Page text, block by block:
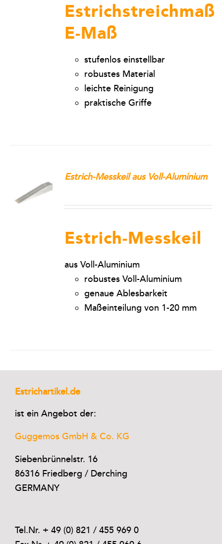
Estrichstreichmaß
E-Maß
stufenlos einstellbar
robustes Material
leichte Reinigung
praktische Griffe
Estrich-Messkeil aus Voll-Aluminium
Estrich-Messkeil
aus Voll-Aluminium
robustes Voll-Aluminium
genaue Ablesbarkeit
Maßeinteilung von 1-20 mm
Estrichartikel.de
ist ein Angebot der:
Guggemos GmbH & Co. KG
Siebenbrünnelstr. 16
86316 Friedberg / Derching
GERMANY
Tel.Nr. + 49 (0) 821 / 455 969 0